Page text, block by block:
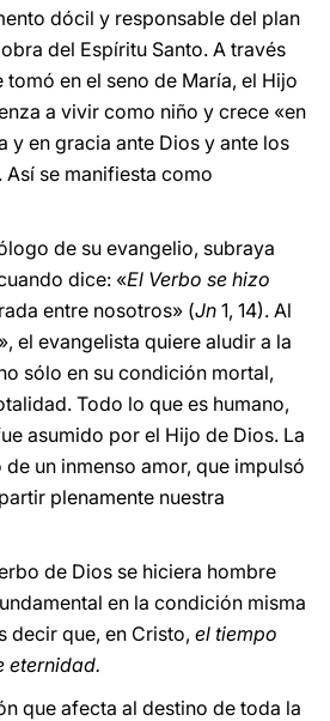
dócil y responsable del plan
del Espíritu Santo. A través
en el seno de María, el Hijo
a vivir como niño y crece «en
y en gracia ante Dios y ante los
Así se manifiesta como
de su evangelio, subraya
dice: «El Verbo se hizo
entre nosotros» (Jn 1, 14). Al
el evangelista quiere aludir a la
sólo en su condición mortal,
Todo lo que es humano,
asumido por el Hijo de Dios. La
un inmenso amor, que impulsó
plenamente nuestra
de Dios se hiciera hombre
en la condición misma
decir que, en Cristo, el tiempo
eternidad.
que afecta al destino de toda la